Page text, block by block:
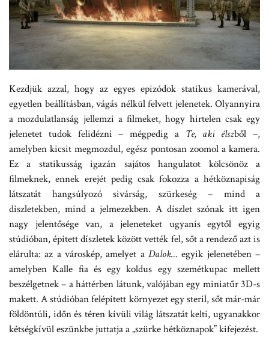
Kezdjük azzal, hogy az egyes epizódok statikus kamerával,
egyetlen beállításban, vágás nélkül felvett jelenetek. Olyannyira
a mozdulatlanság jellemzi a filmeket, hogy hirtelen csak egy
jelenetet tudok felidézni – mégpedig a Te, aki élszből –,
amelyben kicsit megmozdul, egész pontosan zoomol a kamera.
Ez a statikusság igazán sajátos hangulatot kölcsönöz a
filmeknek, ennek erejét pedig csak fokozza a hétköznapiság
látszatát hangsúlyozó sivárság, szürkeség – mind a
díszletekben, mind a jelmezekben. A díszlet szónak itt igen
nagy jelentősége van, a jeleneteket ugyanis egytől egyig
stúdióban, épített díszletek között vették fel, sőt a rendező azt is
elárulta: az a városkép, amelyet a Dalok… egyik jelenetében –
amelyben Kalle fia és egy koldus egy szemétkupac mellett
beszélgetnek – a háttérben látunk, valójában egy miniatűr 3D-s
makett. A stúdióban felépített környezet egy steril, sőt már-már
földöntúli, időn és téren kívüli világ látszatát kelti, ugyanakkor
kétségkívül eszünkbe juttatja a „szürke hétköznapok” kifejezést.